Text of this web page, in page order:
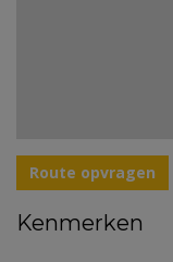
Route opvragen
Kenmerken